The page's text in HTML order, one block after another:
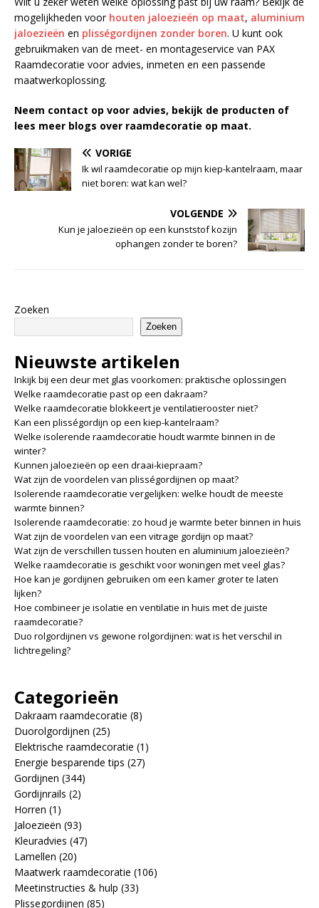
mogelijkheden voor houten jaloezieën op maat, aluminium
jaloezieën en plisségordijnen zonder boren. U kunt ook
gebruikmaken van de meet- en montageservice van PAX
Raamdecoratie voor advies, inmeten en een passende
maatwerkoplossing.
Neem contact op voor advies, bekijk de producten of
lees meer blogs over raamdecoratie op maat.
VORIGE
Ik wil raamdecoratie op mijn kiep-kantelraam, maar
niet boren: wat kan wel?
VOLGENDE
Kun je jaloezieën op een kunststof kozijn
ophangen zonder te boren?
Zoeken
Zoeken
Nieuwste artikelen
Inkijk bij een deur met glas voorkomen: praktische oplossingen
Welke raamdecoratie past op een dakraam?
Welke raamdecoratie blokkeert je ventilatierooster niet?
Kan een plisségordijn op een kiep-kantelraam?
Welke isolerende raamdecoratie houdt warmte binnen in de
winter?
Kunnen jaloezieën op een draai-kiepraam?
Wat zijn de voordelen van plisségordijnen op maat?
Isolerende raamdecoratie vergelijken: welke houdt de meeste
warmte binnen?
Isolerende raamdecoratie: zo houd je warmte beter binnen in huis
Wat zijn de voordelen van een vitrage gordijn op maat?
Wat zijn de verschillen tussen houten en aluminium jaloezieën?
Welke raamdecoratie is geschikt voor woningen met veel glas?
Hoe kan je gordijnen gebruiken om een kamer groter te laten
lijken?
Hoe combineer je isolatie en ventilatie in huis met de juiste
raamdecoratie?
Duo rolgordijnen vs gewone rolgordijnen: wat is het verschil in
lichtregeling?
Categorieën
Dakraam raamdecoratie (8)
Duorolgordijnen (25)
Elektrische raamdecoratie (1)
Energie besparende tips (27)
Gordijnen (344)
Gordijnrails (2)
Horren (1)
Jaloezieën (93)
Kleuradvies (47)
Lamellen (20)
Maatwerk raamdecoratie (106)
Meetinstructies & hulp (33)
Plissegordijnen (85)